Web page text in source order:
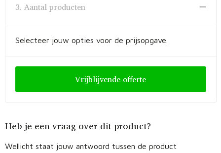
Aktetassen
3. Aantal producten
Selecteer jouw opties voor de prijsopgave.
Vrijblijvende offerte
Heb je een vraag over dit product?
Wellicht staat jouw antwoord tussen de product